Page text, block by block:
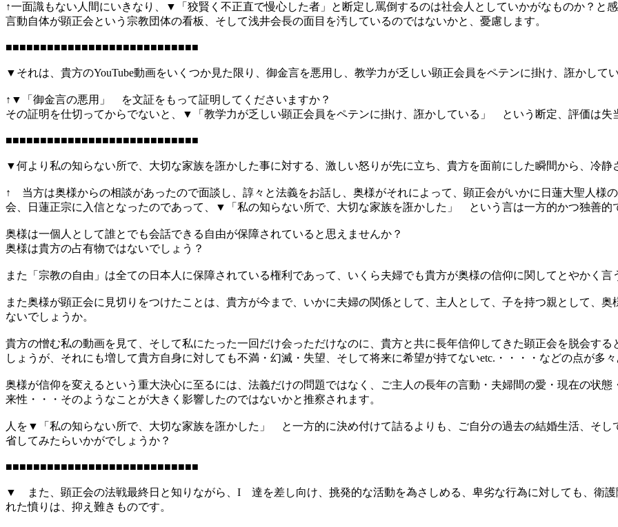
↑一面識もない人間にいきなり、▼「狡賢く不正直で慢心した者」と断定し罵倒するのは社会人としていかがなものか？と
言動自体が顕正会という宗教団体の看板、そして浅井会長の面目を汚しているのではないかと、憂慮します。
■■■■■■■■■■■■■■■■■■■■■■■■■■■■
▼それは、貴方のYouTube動画をいくつか見た限り、御金言を悪用し、教学力が乏しい顕正会員をペテンに掛け、誑かして
↑▼「御金言の悪用」 を文証をもって証明してくださいますか？
その証明を仕切ってからでないと、▼「教学力が乏しい顕正会員をペテンに掛け、誑かしている」 という断定、評価は失
■■■■■■■■■■■■■■■■■■■■■■■■■■■■
▼何より私の知らない所で、大切な家族を誑かした事に対する、激しい怒りが先に立ち、貴方を面前にした瞬間から、冷静
↑ 当方は奥様からの相談があったので面談し、諄々と法義をお話し、奥様がそれによって、顕正会がいかに日蓮大聖人様
会、日蓮正宗に入信となったのであって、▼「私の知らない所で、大切な家族を誑かした」 という言は一方的かつ独善的
奥様は一個人として誰とでも会話できる自由が保障されていると思えませんか？
奥様は貴方の占有物ではないでしょう？
また「宗教の自由」は全ての日本人に保障されている権利であって、いくら夫婦でも貴方が奥様の信仰に関してとやかく言
また奥様が顕正会に見切りをつけたことは、貴方が今まで、いかに夫婦の関係として、主人として、子を持つ親として、
ないでしょうか。
貴方の憎む私の動画を見て、そして私にたった一回だけ会っただけなのに、貴方と共に長年信仰してきた顕正会を脱会す
しょうが、それにも増して貴方自身に対しても不満・幻滅・失望、そして将来に希望が持てないetc.・・・・などの点が多
奥様が信仰を変えるという重大決心に至るには、法義だけの問題ではなく、ご主人の長年の言動・夫婦間の愛・現在の状
来性・・・そのようなことが大きく影響したのではないかと推察されます。
人を▼「私の知らない所で、大切な家族を誑かした」 と一方的に決め付けて詰るよりも、ご自分の過去の結婚生活、そし
省してみたらいかがでしょうか？
■■■■■■■■■■■■■■■■■■■■■■■■■■■■
▼ また、顕正会の法戦最終日と知りながら、I 達を差し向け、挑発的な活動を為さしめる、卑劣な行為に対しても、衛護
れた憤りは、抑え難きものです。